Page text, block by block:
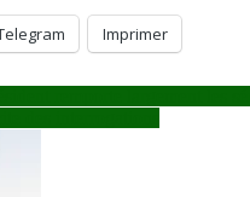
Imprimer